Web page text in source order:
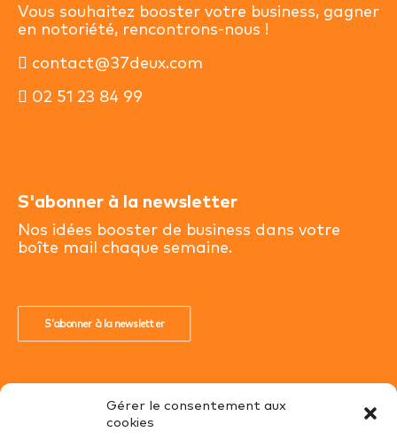
Gérer le consentement aux
cookies
Vous souhaitez booster votre business, gagner
en notoriété, rencontrons-nous !
contact@37deux.com
02 51 23 84 99
S'abonner à la newsletter
Nos idées booster de business dans votre
boîte mail chaque semaine.
S'abonner à la newsletter